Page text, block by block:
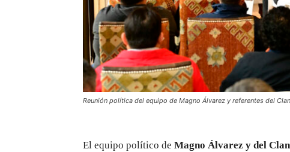
Reunión política del equipo de Magno Álvarez y referentes del
El equipo político de Magno Álvarez y del